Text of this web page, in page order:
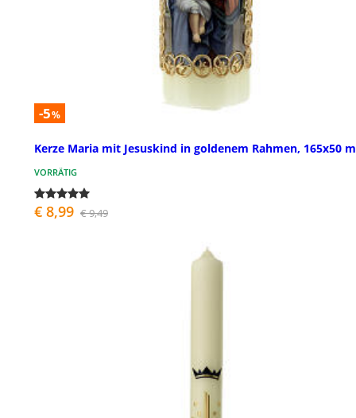
-5%
Kerze Maria mit Jesuskind in goldenem Rahmen, 165x50
VORRÄTIG
€ 8,99 € 9,49